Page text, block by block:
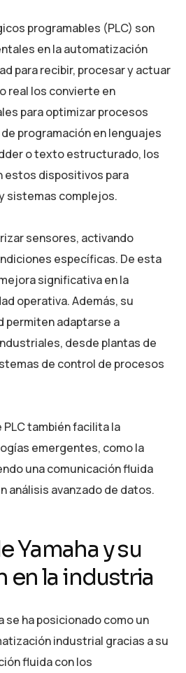
programables (PLC) son
en la automatización
para recibir, procesar y actuar
real los convierte en
para optimizar procesos
programación en lenguajes
o texto estructurado, los
estos dispositivos para
sistemas complejos.
sensores, activando
específicas. De esta
significativa en la
operativa. Además, su
permiten adaptarse a
desde plantas de
de control de procesos
también facilita la
emergentes, como la
una comunicación fluida
análisis avanzado de datos.
Yamaha y su
la industria
se ha posicionado como un
industrial gracias a su
fluida con los